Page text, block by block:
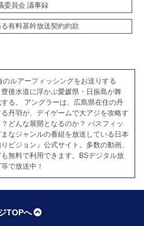
委員会 議事録
有料基幹放送契約約款
ルアーフィッシングをお送りする
後水道に浮かぶ愛媛県・日振島が舞
る。 アングラーは、広島県在住の丹
丹羽が、デイゲームで大アジを攻略す
どんな展開となるのか？ バスフィッ
なジャンルの番組を放送している日本
ビジョン』公式サイト。多数の動画、
無料で利用できます。BSデジタル放
で放送中！
TOPへ